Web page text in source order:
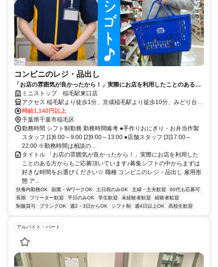
コンビニのレジ・品出し
「お店の雰囲気が良かったから！」実際にお店を利用したことのある方
からもご応募頂いています♪募集シフトの中からまずは好きな時間をお選
びください☆
ミニストップ 稲毛駅東口店
アクセス 稲毛駅より徒歩1分、京成稲毛駅より徒歩10分、みどり台駅
より徒歩22分 ★その他のアクセス可能駅/穴川駅、西千葉駅 ★東口ス
グ！セブンイレブン・ローソン・カレーハウスcoco壱番屋・ミスター
ドーナツ・マクドナルド近く
時給1,140円以上
千葉県千葉市稲毛区
勤務時間 シフト制勤務 勤務時間備考 ●手作りおにぎり・お弁当作製
スタッフ [1]6:00～9:00 [2]9:00～13:00 ●店舗スタッフ [3]17:00～
22:00 ※勤務時間は相談の...
タイトル 「お店の雰囲気が良かったから！」実際にお店を利用した
ことのある方からもご応募頂いています♪募集シフトの中からまずは
好きな時間をお選びください☆ 職種 コンビニのレジ・品出し 雇用形
態 ア...
扶養内勤務OK 副業・WワークOK 土日祝のみOK 主婦・主夫歓迎
60代も応募可
長期
フリーター歓迎 平日のみOK 学生歓迎 未経験者歓迎
経験者歓迎
制服貸与
ブランクOK 週2・3日からOK シフト制 週4日以上OK 高校生歓迎
アルバイト・パート